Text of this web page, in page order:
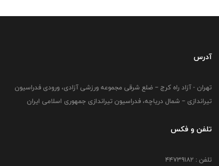
آدرس
تهران - آزاد راه کرج – ضلع شرقی مجموعه ورزشی آزادی، ورودی فدراسیون
تیراندازی – شمال دریاچه، فدراسیون تیراندازی جمهوری اسلامی ایران
تلفن و فکس
تلفن : ۴۴۷۳۹۱۸۲